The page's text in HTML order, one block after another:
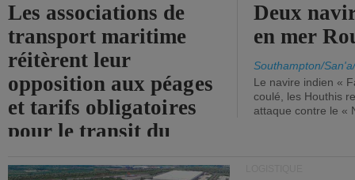
Les associations de
transport maritime
réitèrent leur
opposition aux péages
et tarifs obligatoires
pour le transit du
Deux
en mer
Southampton/
Le navire indien «
coulé, les Houthis
attaque contre le «